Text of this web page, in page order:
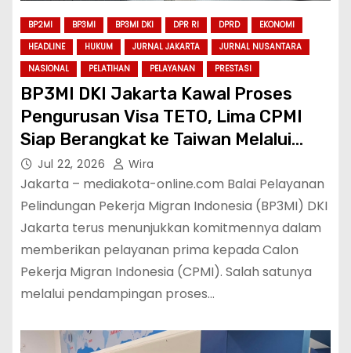
BP2MI BP3MI BP3MI DKI DPR RI DPRD
EKONOMI
HEADLINE
HUKUM JURNAL JAKARTA
JURNAL NUSANTARA
NASIONAL
PELATIHAN PELAYANAN PRESTASI
BP3MI DKI Jakarta Kawal Proses
Pengurusan Visa TETO, Lima CPMI
Siap Berangkat ke Taiwan Melalui
Skema SP2T
Jul 22, 2026 Wira
Jakarta – mediakota-online.com Balai Pelayanan
Pelindungan Pekerja Migran Indonesia (BP3MI) DKI
Jakarta terus menunjukkan komitmennya dalam
memberikan pelayanan prima kepada Calon
Pekerja Migran Indonesia (CPMI). Salah satunya
melalui pendampingan proses…